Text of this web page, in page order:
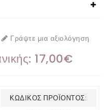
Γράψτε μια αξιολόγηση
17,00€
ΚΩΔΙΚΌΣ ΠΡΟΪΌΝΤΟΣ: